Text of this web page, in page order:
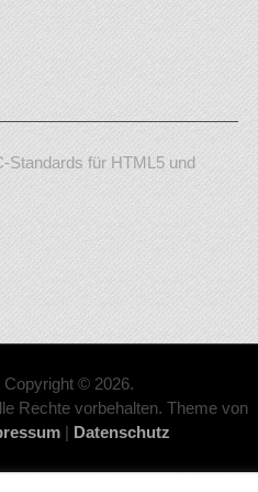
Standards für HTML5 und
Copyright © 2026.
Rechte vorbehalten. Theme von
| Datenschutz